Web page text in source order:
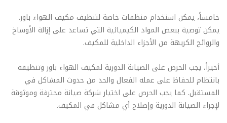
خامساً، يمكن استخدام منظفات خاصة لتنظيف مكيف الهواء باور.
يمكن توصية ببعض المواد الكيميائية التي تساعد على إزالة الأوساخ
والروائح الكريهة من الأجزاء الداخلية للمكيف.
أخيراً، يجب الحرص على الصيانة الدورية لمكيف الهواء باور وتنظيفه
بانتظام للحفاظ على عمله الفعال والحد من حدوث المشاكل في
المستقبل. كما يجب الحرص على اختيار شركة صيانة محترفة وموثوقة
لإجراء الصيانة الدورية وإصلاح أي مشاكل في المكيف.